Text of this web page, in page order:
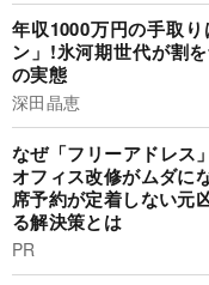
年収1000万円の手取
ン」!氷河期世代が割
の実態
深田晶恵
なぜ「フリーアドレス
オフィス改修がムダに
席予約が定着しない元
る解決策とは
PR